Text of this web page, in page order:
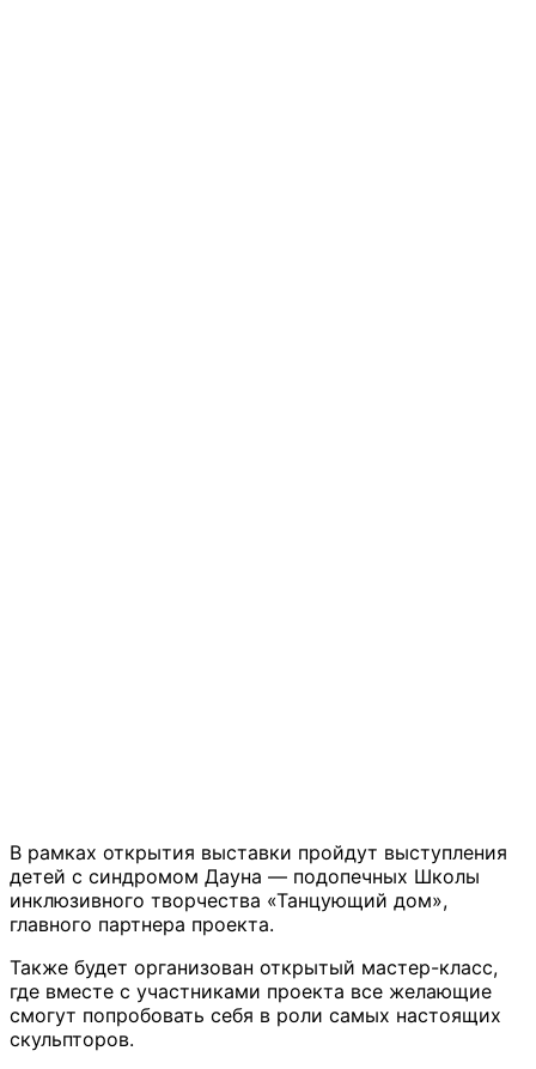
В рамках открытия выставки пройдут выступления
детей с синдромом Дауна — подопечных Школы
инклюзивного творчества «Танцующий дом»,
главного партнера проекта.
Также будет организован открытый мастер-класс,
где вместе с участниками проекта все желающие
смогут попробовать себя в роли самых настоящих
скульпторов.